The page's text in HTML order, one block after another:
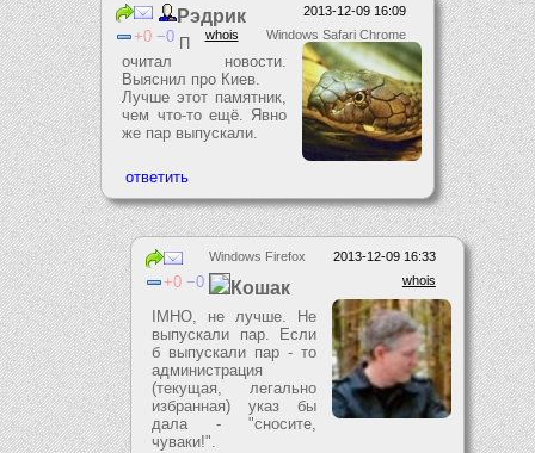
2013-12-09 16:09
Windows Safari Chrome
whois
0 0
Рэдрик
П
очитал новости.
Выяснил про Киев.
Лучше этот памятник,
чем что-то ещё. Явно
же пар выпускали.
2013-12-09 16:33
Windows Firefox
whois
0 0 Кошак
IMHO, не лучше. Не
выпускали пар. Если
б выпускали пар - то
администрация
(текущая, легально
избранная) указ бы
дала - "сносите,
чуваки!".